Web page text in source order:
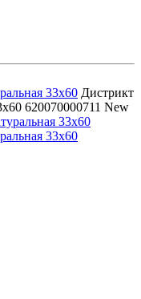
33x60 Дистрикт
620070000711 New
33x60